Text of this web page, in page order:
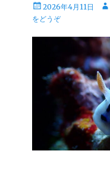
投
稿
2026年4月11日
投
をどうぞ